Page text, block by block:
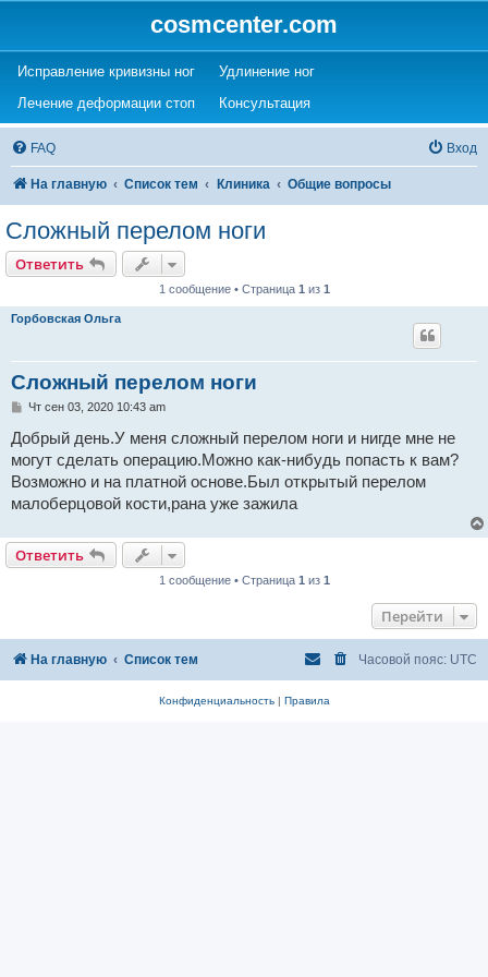
cosmcenter.com
Исправление кривизны ног(Opens a new tab)
Удлинение ног(Opens a new tab)
Лечение деформации стоп(Opens a new tab)
Консультация(Opens a new tab)
FAQ Вход
На главную Список тем Клиника Общие вопросы
Сложный перелом ноги
Ответить
1 сообщение • Страница 1 из 1
Горбовская Ольга
Сложный перелом ноги
С
о
щ
е
н
и
Чт сен 03, 2020 10:43 am
Добрый день.У меня сложный перелом ноги и нигде мне не
могут сделать операцию.Можно как-нибудь попасть к вам?
Возможно и на платной основе.Был открытый перелом
малоберцовой кости,рана уже зажила
Ответить
1 сообщение • Страница 1 из 1
Перейти
На главную Список тем Часовой пояс: UTC
Конфиденциальность| Правила